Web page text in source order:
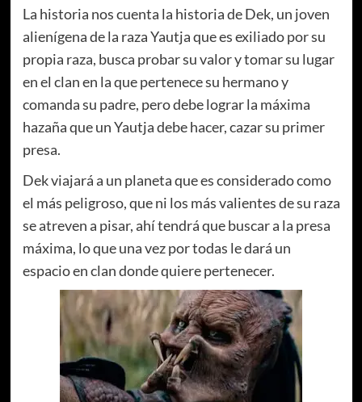
La historia nos cuenta la historia de Dek, un joven
alienígena de la raza Yautja que es exiliado por su
propia raza, busca probar su valor y tomar su lugar
en el clan en la que pertenece su hermano y
comanda su padre, pero debe lograr la máxima
hazaña que un Yautja debe hacer, cazar su primer
presa.
Dek viajará a un planeta que es considerado como
el más peligroso, que ni los más valientes de su raza
se atreven a pisar, ahí tendrá que buscar a la presa
máxima, lo que una vez por todas le dará un
espacio en clan donde quiere pertenecer.